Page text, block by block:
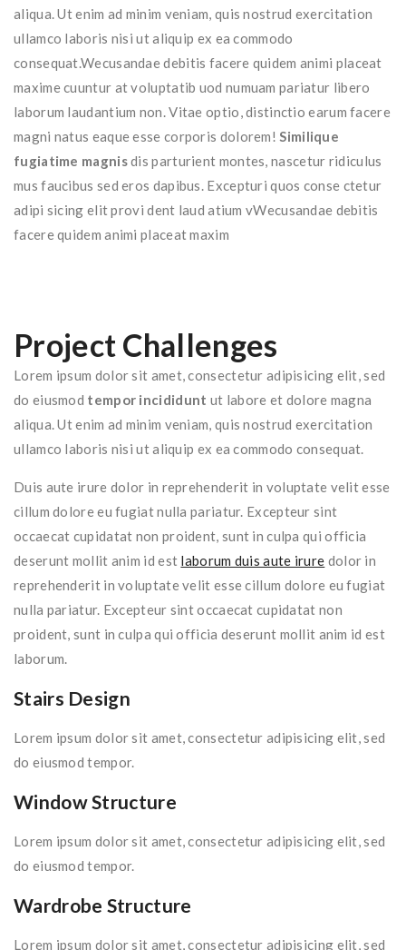
aliqua. Ut enim ad minim veniam, quis nostrud exercitation
ullamco laboris nisi ut aliquip ex ea commodo
consequat.Wecusandae debitis facere quidem animi placeat
maxime cuuntur at voluptatib uod numuam pariatur libero
laborum laudantium non. Vitae optio, distinctio earum facere
magni natus eaque esse corporis dolorem!Similique
fugiatime magnisdis parturient montes, nascetur ridiculus
mus faucibus sed eros dapibus. Excepturi quos conse ctetur
adipi sicing elit provi dent laud atium vWecusandae debitis
facere quidem animi placeat maxim
Project Challenges
Lorem ipsum dolor sit amet, consectetur adipisicing elit, sed
do eiusmod tempor incididunt ut labore et dolore magna
aliqua. Ut enim ad minim veniam, quis nostrud exercitation
ullamco laboris nisi ut aliquip ex ea commodo consequat.
Duis aute irure dolor in reprehenderit in voluptate velit esse
cillum dolore eu fugiat nulla pariatur. Excepteur sint
occaecat cupidatat non proident, sunt in culpa qui officia
deserunt mollit anim id est laborum duis aute irure dolor in
reprehenderit in voluptate velit esse cillum dolore eu fugiat
nulla pariatur. Excepteur sint occaecat cupidatat non
proident, sunt in culpa qui officia deserunt mollit anim id est
laborum.
Stairs Design
Lorem ipsum dolor sit amet, consectetur adipisicing elit, sed
do eiusmod tempor.
Window Structure
Lorem ipsum dolor sit amet, consectetur adipisicing elit, sed
do eiusmod tempor.
Wardrobe Structure
Lorem ipsum dolor sit amet, consectetur adipisicing elit, sed